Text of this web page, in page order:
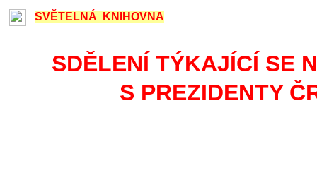
SVĚTELNÁ KNIHOVNA
SDĚLENÍ TÝKAJÍCÍ SE
S PREZIDENTY